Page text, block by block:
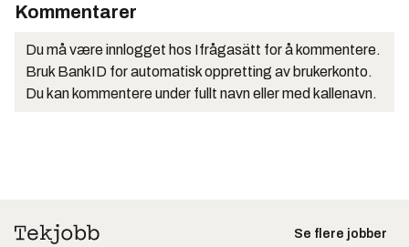
Kommentarer
Du må være innlogget hos Ifrågasätt for å kommentere.
Bruk BankID for automatisk oppretting av brukerkonto.
Du kan kommentere under fullt navn eller med kallenavn.
Se flere jobber